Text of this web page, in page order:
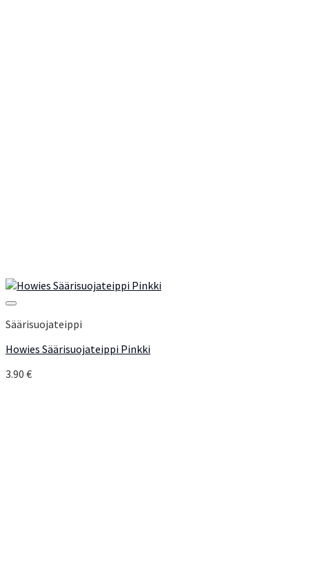
Säärisuojateippi
Howies Säärisuojateippi Pinkki
3.90 €